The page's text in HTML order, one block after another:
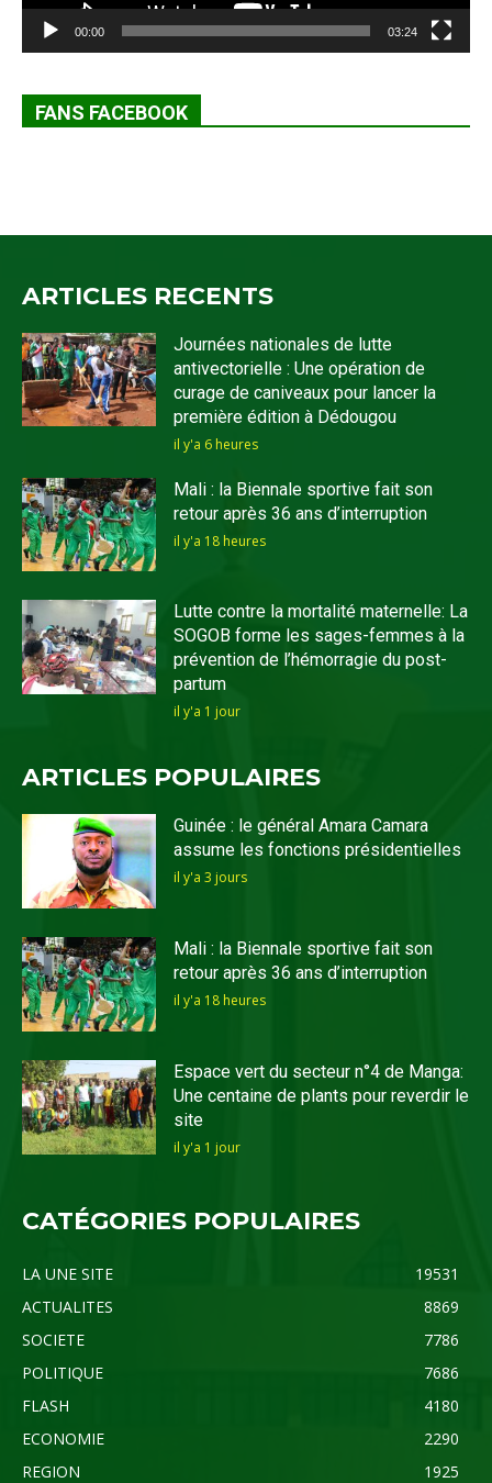
00:00 03:24
FANS FACEBOOK
ARTICLES RECENTS
Journées nationales de lutte
antivectorielle : Une opération de
curage de caniveaux pour lancer la
première édition à Dédougou
il y'a 6 heures
Mali : la Biennale sportive fait son
retour après 36 ans d’interruption
il y'a 18 heures
Lutte contre la mortalité maternelle: La
SOGOB forme les sages-femmes à la
prévention de l’hémorragie du post-
partum
il y'a 1 jour
ARTICLES POPULAIRES
Guinée : le général Amara Camara
assume les fonctions présidentielles
il y'a 3 jours
Mali : la Biennale sportive fait son
retour après 36 ans d’interruption
il y'a 18 heures
Espace vert du secteur n°4 de Manga:
Une centaine de plants pour reverdir le
site
il y'a 1 jour
CATÉGORIES POPULAIRES
LA UNE SITE
19531
ACTUALITES
8869
SOCIETE
7786
POLITIQUE
7686
FLASH
4180
ECONOMIE
2290
REGION
1925